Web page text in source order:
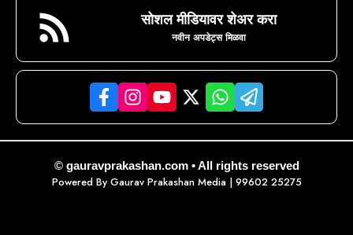
सोशल मीडियावर शेअर करा
नवीन अपडेट्स मिळवा
© gauravprakashan.com • All rights reserved
Powered By Gaurav Prakashan Media| 99602 25275